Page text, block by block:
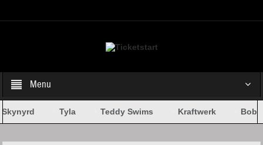
Menu
Tyla Teddy Swims Kraftwerk Bob